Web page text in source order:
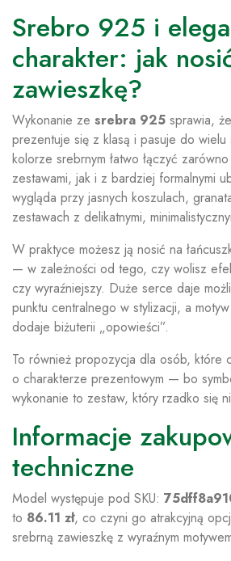
Srebro 925 i
charakter: jak
zawieszkę?
Wykonanie ze srebra 925 sprawia,
prezentuje się z klasą i pasuje do
kolorze srebrnym łatwo łączyć
zestawami, jak i z bardziej formalnymi
wygląda przy jasnych koszulach,
zestawach z delikatnymi,
W praktyce możesz ją nosić na
— w zależności od tego, czy wolisz
czy wyraźniejszy. Duże serce daje
punktu centralnego w stylizacji, a
dodaje biżuterii „opowieści”.
To również propozycja dla osób, które
o charakterze prezentowym — bo
wykonanie to zestaw, który rzadko się
Informacje
techniczne
Model występuje pod SKU:
to 86.11 zł, co czyni go atrakcyjną
srebrną zawieszkę z wyraźnym